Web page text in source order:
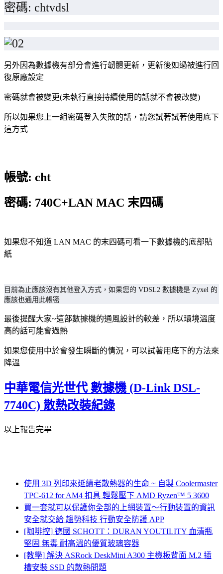
密碼: chtvdsl
另外因為數據機有部分會進行韌體更新，更新後如過被進行回
復原廠設定
密碼就會被變更(未執行直接持續使用的話就不會被改變)
所以如果您上一組密碼登入失敗的話，請您試著試著使用底下
這方式
帳號: cht
密碼: 740C+LAN MAC 末四碼
如果您不知道 LAN MAC 的末四碼可看一下數據機的底部貼
紙
目前為止應該沒有其他登入方式，如果您的 VDSL2 數據機是 Zyxel 的
應該也通用此帳密
最後提醒大家~這部數據機的通風設計的較差，所以環境溫度
高的話可能會過熱
如果您使用中於會發生瞬斷的情況，可以試著用底下的方法來
降溫
中華電信光世代 數據機 (D-Link DSL-
7740C) 散熱改裝紀錄
以上報告完畢
使用 3D 列印來延續老散熱器的生命 ~ 自製 Coolermaster
TPC-612 for AM4 扣具 輕鬆壓下 AMD Ryzen™ 5 3600
買一套就可以保護你全部的上網裝置～行動裝置的資訊
安全就交給 趨勢科技 行動安全防護 APP
[咖啡控] 德國 SCHOTT：DURAN YOUTILITY 血清瓶
堅固 無毒 耐高溫的優質玻璃容器
[教學] 解決 ASRock DeskMini A300 主機板背面 M.2 插
槽安裝 SSD 的散熱問題